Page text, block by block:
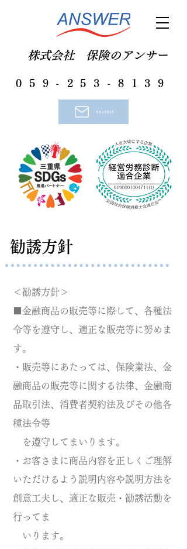
株式会社 保険のアンサー
059-253-8139
contact
勧誘方針
＜勧誘方針＞
■金融商品の販売等に際して、各種法
令等を遵守し、適正な販売等に努めま
す。
・販売等にあたっては、保険業法、金
融商品の販売等に関する法律、金融商
品取引法、消費者契約法及びその他各
種法令等
を遵守してまいります。
・お客さまに商品内容を正しくご理解
いただけるよう説明内容や説明方法を
創意工夫し、適正な販売・勧誘活動を
行ってま
いります。